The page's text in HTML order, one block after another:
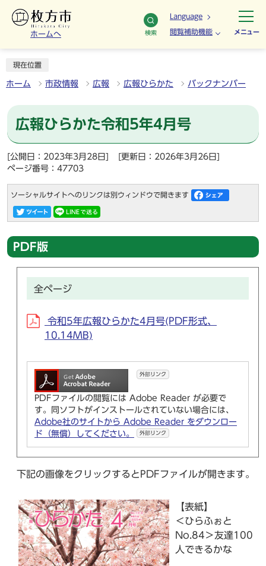
ホームへ 検索
Language
閲覧補助機能 メニュー
現在位置
ホーム 市政情報 広報 広報ひらかた バックナンバー
広報ひらかた令和5年4月号
[公開日：2023年3月28日]
[更新日：2026年3月26日]
ページ番号：47703
ソーシャルサイトへのリンクは別ウィンドウで開きます
PDF版
全ページ
令和5年広報ひらかた4月号(PDF形式、
10.14MB)
外部リンク
PDFファイルの閲覧には Adobe Reader が必要で
す。同ソフトがインストールされていない場合には、
Adobe社のサイトから Adobe Reader をダウンロー
ド（無償）してください。
外部リンク
下記の画像をクリックするとPDFファイルが開きます。
【表紙】
＜ひらふぉと
No.84＞友達100
人できるかな